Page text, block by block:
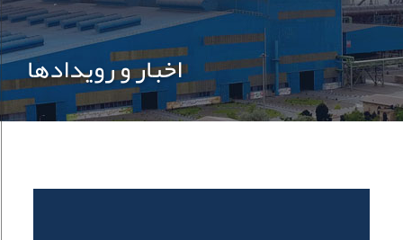
اخبار و رویدادها